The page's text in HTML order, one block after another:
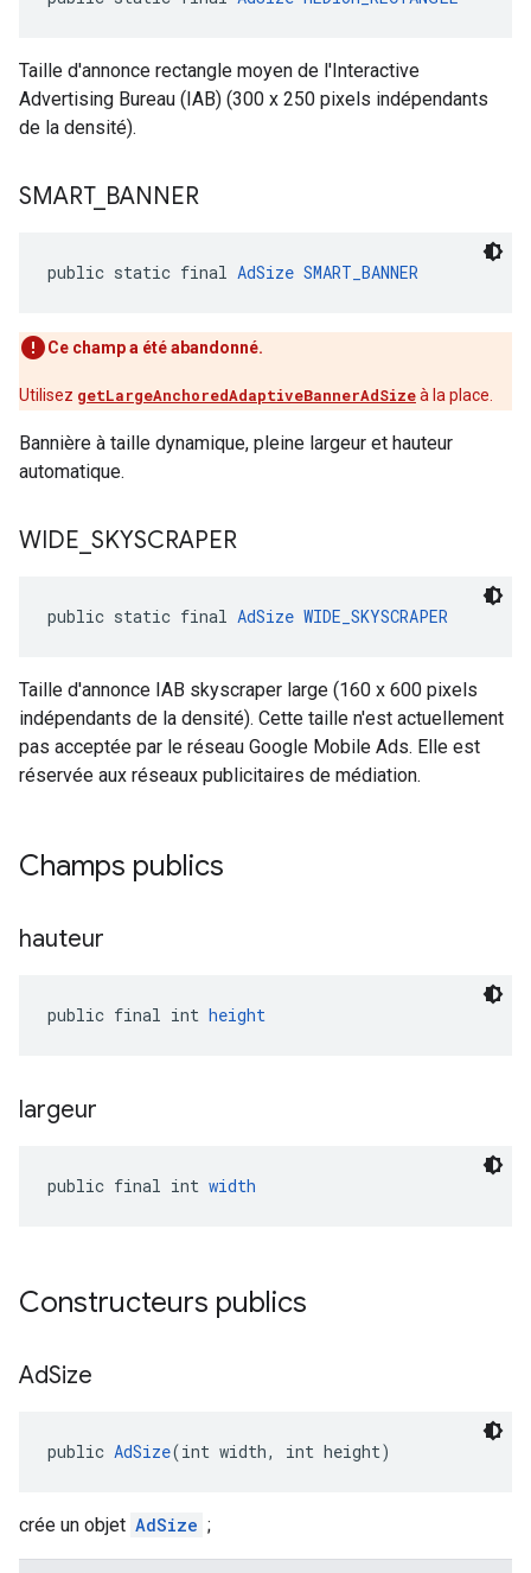
Taille d'annonce rectangle moyen de l'Interactive
Advertising Bureau (IAB) (300 x 250 pixels indépendants
de la densité).
SMART_ BANNER
public static final AdSize SMART_BANNER
Ce champ a été abandonné.
Utilisez getLargeAnchoredAdaptiveBannerAdSizeà la place.
Bannière à taille dynamique, pleine largeur et hauteur
automatique.
WIDE SKYSCRAPER
public static final AdSize WIDE_SKYSCRAPER
Taille d'annonce IAB skyscraper large (160 x 600 pixels
indépendants de la densité). Cette taille n'est actuellement
pas acceptée par le réseau Google Mobile Ads. Elle est
réservée aux réseaux publicitaires de médiation.
Champs publics
hauteur
public final int height
largeur
public final int width
Constructeurs publics
AdSize
public AdSize(int width, int height)
crée un objet AdSize ;